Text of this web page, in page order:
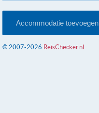
Accommodatie toevoegen
© 2007-2026 ReisChecker.nl